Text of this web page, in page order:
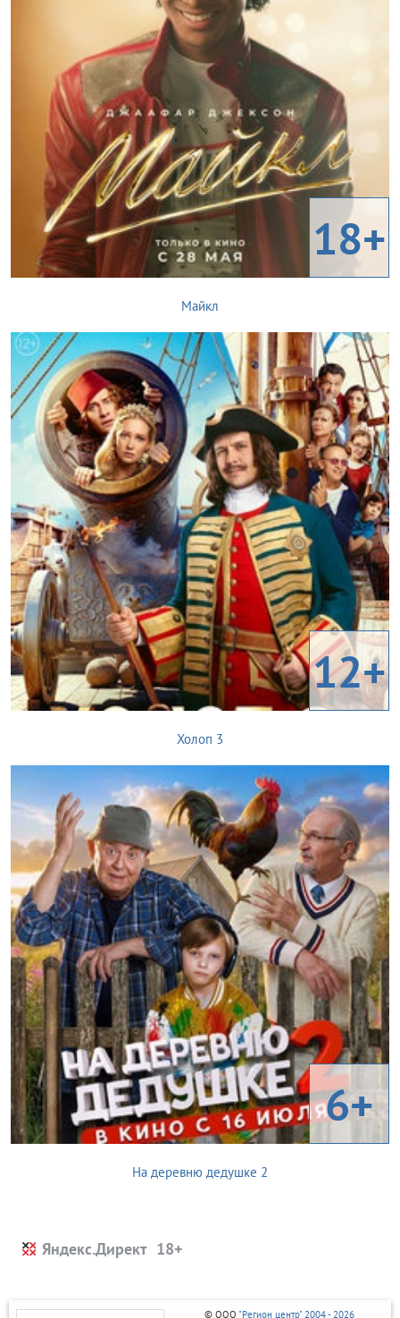
18+
Майкл
12+
Холоп 3
6+
На деревню дедушке 2
Яндекс.Директ
© ООО "Регион центр" 2004 - 2026